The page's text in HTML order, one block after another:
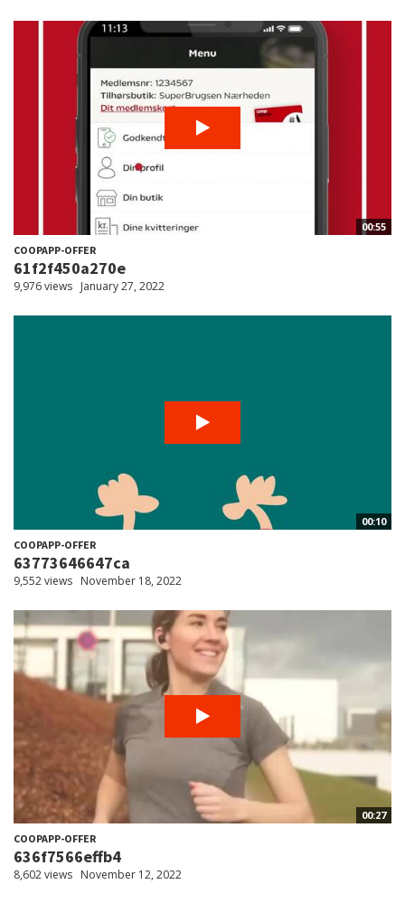
00:55
COOPAPP-OFFER
61f2f450a270e
9,976 views January 27, 2022
00:10
COOPAPP-OFFER
63773646647ca
9,552 views November 18, 2022
00:27
COOPAPP-OFFER
636f7566effb4
8,602 views November 12, 2022